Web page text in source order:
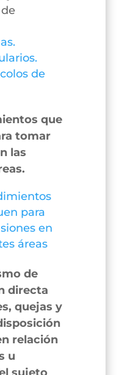
de
que
tomar
las
para
en
áreas
de
directa
quejas y
relación
u